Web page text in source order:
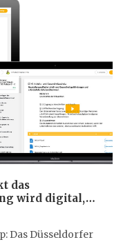
das
wird digital,
Das Düsseldorfer